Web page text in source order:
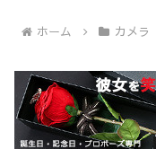
ホーム カメラ